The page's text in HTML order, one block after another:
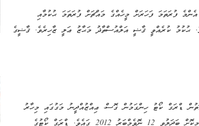
ފުރަތަމަ ފަހަރަށް މީހެއްގެ މައްޗަށް ފުރަތަމަ ޙުކުމާއި
ޙުކުމު ކުރެއްވީ ޤާޟީ އަލްއުސްތާޛު މަޙާޒު ޢަލީ ޒާހިރެވެ. ޤާޟީގެ
ޑްރަގް ކޯޓު ހިންގަމުން ގޮސް، ޢިއްޒުއްދީނު މަގުގައި މިހާރު
ޑްރަގް ކޯޓު ހުރި ޢިމާރާތަށް ރަސްމީކޮށް ބަދަލުވީ 12 ނޮވެމްބަރު 2012 ގައެވެ. ޑްރަގް ކޯޓުގެ